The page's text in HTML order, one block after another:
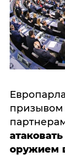
призывом
оружием